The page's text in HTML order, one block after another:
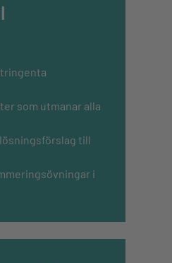
som utmanar alla
till
i